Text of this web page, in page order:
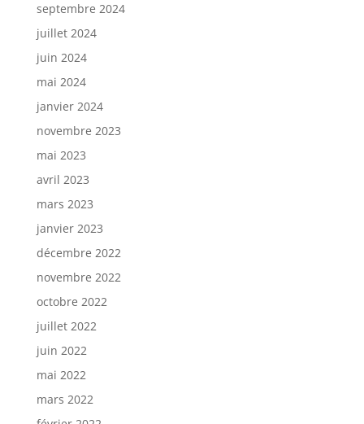
septembre 2024
juillet 2024
juin 2024
mai 2024
janvier 2024
novembre 2023
mai 2023
avril 2023
mars 2023
janvier 2023
décembre 2022
novembre 2022
octobre 2022
juillet 2022
juin 2022
mai 2022
mars 2022